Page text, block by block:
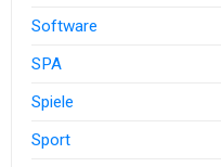
Software
SPA
Spiele
Sport